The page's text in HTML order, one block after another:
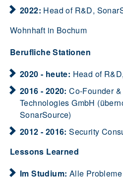
2022: Head of R&D,
Wohnhaft in Bochum
Berufliche Stationen
2020 - heute: Head of
2016 - 2020: Co-Founder
Technologies GmbH
SonarSource)
2012 - 2016:Security
Lessons Learned
Im Studium: Alle